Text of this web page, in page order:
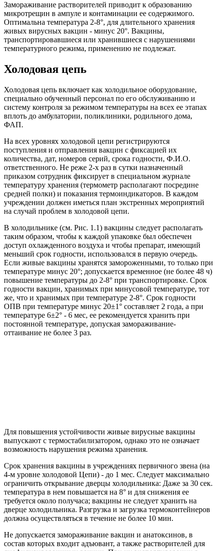
Замораживание растворителей приводит к образованию
микротрещин в ампуле и контаминации ее содержимого.
Оптимальна температура 2-8°, для длительного хранения
живых вирусных вакцин - минус 20°. Вакцины,
транспортировавшиеся или хранившиеся с нарушениями
температурного режима, применению не подлежат.
Холодовая цепь
Холодовая цепь включает как холодильное оборудование,
специально обученный персонал по его обслуживанию и
систему контроля за режимом температуры на всех ее этапах
вплоть до амбулатории, поликлиники, родильного дома,
ФАП.
На всех уровнях холодовой цепи регистрируются
поступления и отправления вакцин с фиксацией их
количества, дат, номеров серий, срока годности, Ф.И.О.
ответственного. Не реже 2-х раз в сутки назначенный
приказом сотрудник фиксирует в специальном журнале
температуру хранения (термометр располагают посредине
средней полки) и показания термоиндикаторов. В каждом
учреждении должен иметься план экстренных мероприятий
на случай проблем в холодовой цепи.
В холодильнике (см. Рис. 1.1) вакцины следует располагать
таким образом, чтобы к каждой упаковке был обеспечен
доступ охлажденного воздуха и чтобы препарат, имеющий
меньший срок годности, использовался в первую очередь.
Если живые вакцины хранятся замороженными, то только при
температуре минус 20°; допускается временное (не более 48 ч)
повышение температуры до 2-8° при транспортировке. Срок
годности вакцин, хранимых при минусовой температуре, тот
же, что и хранимых при температуре 2-8°. Срок годности
ОПВ при температуре минус 20±1° составляет 2 года, а при
температуре 6±2° - 6 мес, ее рекомендуется хранить при
постоянной температуре, допуская замораживание-
оттаивание не более 3 раз.
Для повышения устойчивости живые вирусные вакцины
выпускают с термостабилизатором, однако это не означает
возможность нарушения режима хранения.
Срок хранения вакцины в учреждениях первичного звена (на
4-м уровне холодовой Цепи) - до 1 мес. Следует максимально
ограничить открывание дверцы холодильника: Даже за 30 сек.
температура в нем повышается на 8° и для снижения ее
требуется около получаса; вакцины не следует хранить на
дверце холодильника. Разгрузка и загрузка термоконтейнеров
должна осуществляться в течение не более 10 мин.
Не допускается замораживание вакцин и анатоксинов, в
состав которых входит адъювант, а также растворителей для